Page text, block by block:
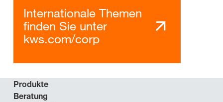
Internationale Themen
finden Sie unter
kws.com/corp
Produkte
Beratung